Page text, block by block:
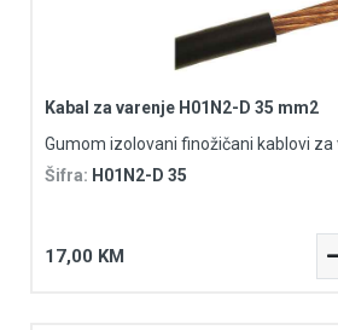
Kabal za varenje H01N2-D 35 mm2
Gumom izolovani finožičani kablovi za
Šifra: H01N2-D 35
17,00 KM